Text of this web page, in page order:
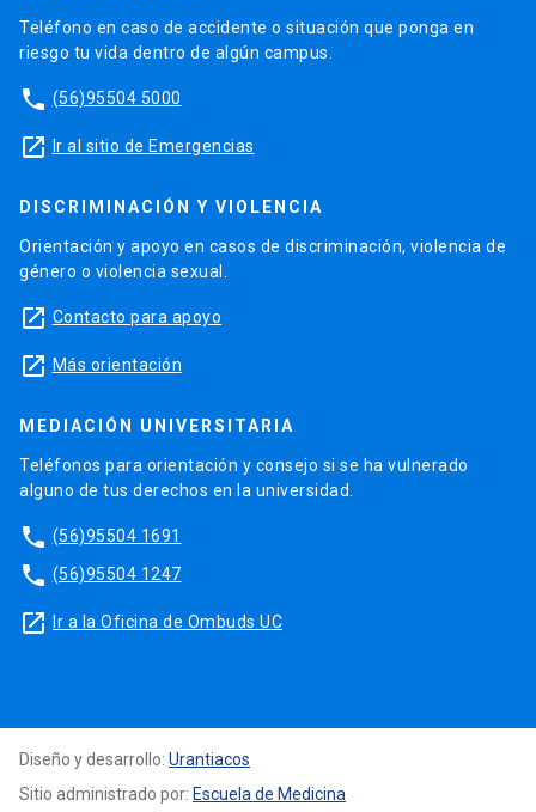
Teléfono en caso de accidente o situación que ponga en
riesgo tu vida dentro de algún campus.
phone (56)95504 5000
launch Ir al sitio de Emergencias
DISCRIMINACIÓN Y VIOLENCIA
Orientación y apoyo en casos de discriminación, violencia de
género o violencia sexual.
launch Contacto para apoyo
launch Más orientación
MEDIACIÓN UNIVERSITARIA
Teléfonos para orientación y consejo si se ha vulnerado
alguno de tus derechos en la universidad.
phone (56)95504 1691
phone (56)95504 1247
launch Ir a la Oficina de Ombuds UC
Diseño y desarrollo: Urantiacos
Sitio administrado por: Escuela de Medicina